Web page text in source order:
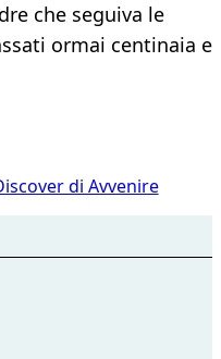
che seguiva le
ormai centinaia e
di Avvenire